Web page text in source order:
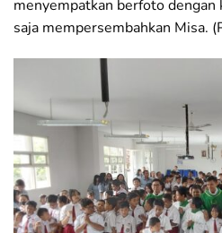
menyempatkan berfoto dengan
saja mempersembahkan Misa.